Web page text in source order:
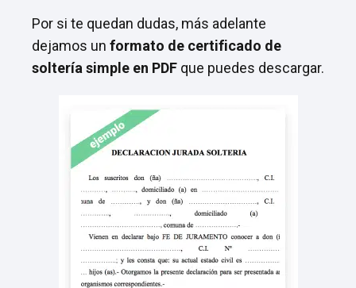
Por si te quedan dudas, más adelante
dejamos un formato de certificado de
soltería simple en PDF que puedes descargar.